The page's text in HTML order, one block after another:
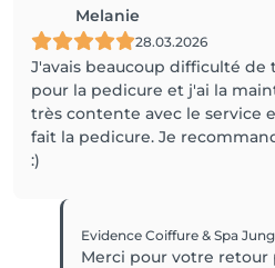
Melanie
28.03.2026
J'avais beaucoup difficulté de
pour la pedicure et j'ai la
très contente avec le service
fait la pedicure. Je
:)
Evidence Coiffure & Spa
Merci pour votre retour